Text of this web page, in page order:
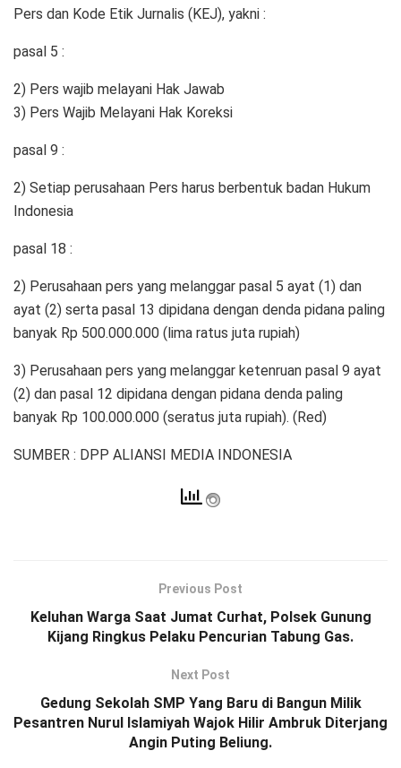
Pers dan Kode Etik Jurnalis (KEJ), yakni :
pasal 5 :
2) Pers wajib melayani Hak Jawab
3) Pers Wajib Melayani Hak Koreksi
pasal 9 :
2) Setiap perusahaan Pers harus berbentuk badan Hukum
Indonesia
pasal 18 :
2) Perusahaan pers yang melanggar pasal 5 ayat (1) dan
ayat (2) serta pasal 13 dipidana dengan denda pidana paling
banyak Rp 500.000.000 (lima ratus juta rupiah)
3) Perusahaan pers yang melanggar ketenruan pasal 9 ayat
(2) dan pasal 12 dipidana dengan pidana denda paling
banyak Rp 100.000.000 (seratus juta rupiah). (Red)
SUMBER : DPP ALIANSI MEDIA INDONESIA
Previous Post
Keluhan Warga Saat Jumat Curhat, Polsek Gunung
Kijang Ringkus Pelaku Pencurian Tabung Gas.
Next Post
Gedung Sekolah SMP Yang Baru di Bangun Milik
Pesantren Nurul Islamiyah Wajok Hilir Ambruk Diterjang
Angin Puting Beliung.